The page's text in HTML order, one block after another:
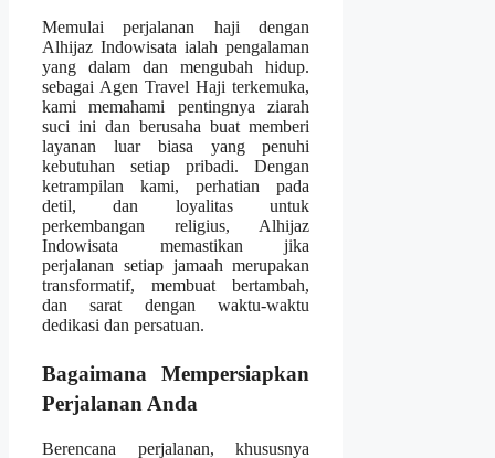
Memulai perjalanan haji dengan
Alhijaz Indowisata ialah pengalaman
yang dalam dan mengubah hidup.
sebagai Agen Travel Haji terkemuka,
kami memahami pentingnya ziarah
suci ini dan berusaha buat memberi
layanan luar biasa yang penuhi
kebutuhan setiap pribadi. Dengan
ketrampilan kami, perhatian pada
detil, dan loyalitas untuk
perkembangan religius, Alhijaz
Indowisata memastikan jika
perjalanan setiap jamaah merupakan
transformatif, membuat bertambah,
dan sarat dengan waktu-waktu
dedikasi dan persatuan.
Bagaimana Mempersiapkan
Perjalanan Anda
Berencana perjalanan, khususnya